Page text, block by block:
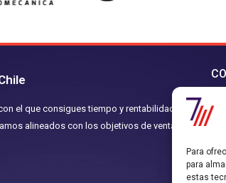
Para
para
estas
el que consigues tiempo y rentabilidad.
alineados con los objetivos de ventas